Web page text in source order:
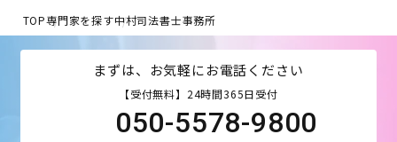
TOP専門家を探す中村司法書士事務所
まずは、お気軽にお電話ください
【受付無料】24時間365日受付
050-5578-9800